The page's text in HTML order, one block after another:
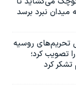
میدان نبرد برسد
تحریم‌های روسیه
تصویب کرد؛
تشکر کرد